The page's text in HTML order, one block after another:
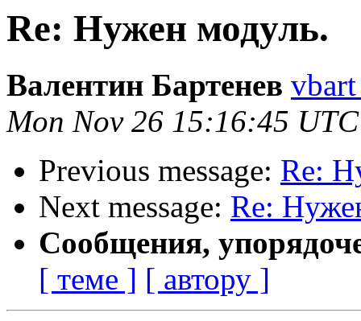
Re: Нужен модуль.
Валентин Бартенев
Mon Nov 26 15:16:45
Previous message: Re:
Next message: Re:
Сообщения,
[ теме ] [ автору ]